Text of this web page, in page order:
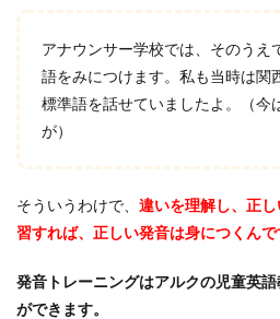
アナウンサー学校では、そのうえ
語をみにつけます。私も当時は関
標準語を話せていましたよ。（今
が）
そういうわけで、 違いを理解し、正
習すれば、正しい発音は身につくんで
発音トレーニングはアルクの児童英
ができます。